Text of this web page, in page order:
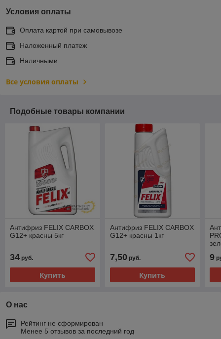
Условия оплаты
Оплата картой при самовывозе
Наложенный платеж
Наличными
Все условия оплаты
Подобные товары компании
Антифриз FELIX CARBOX
G12+ красны 5кг
34 руб.
Купить
Антифриз FELIX CARBOX
G12+ красны 1кг
7,50руб.
Купить
9
О нас
Рейтинг не сформирован
Менее 5 отзывов за последний год